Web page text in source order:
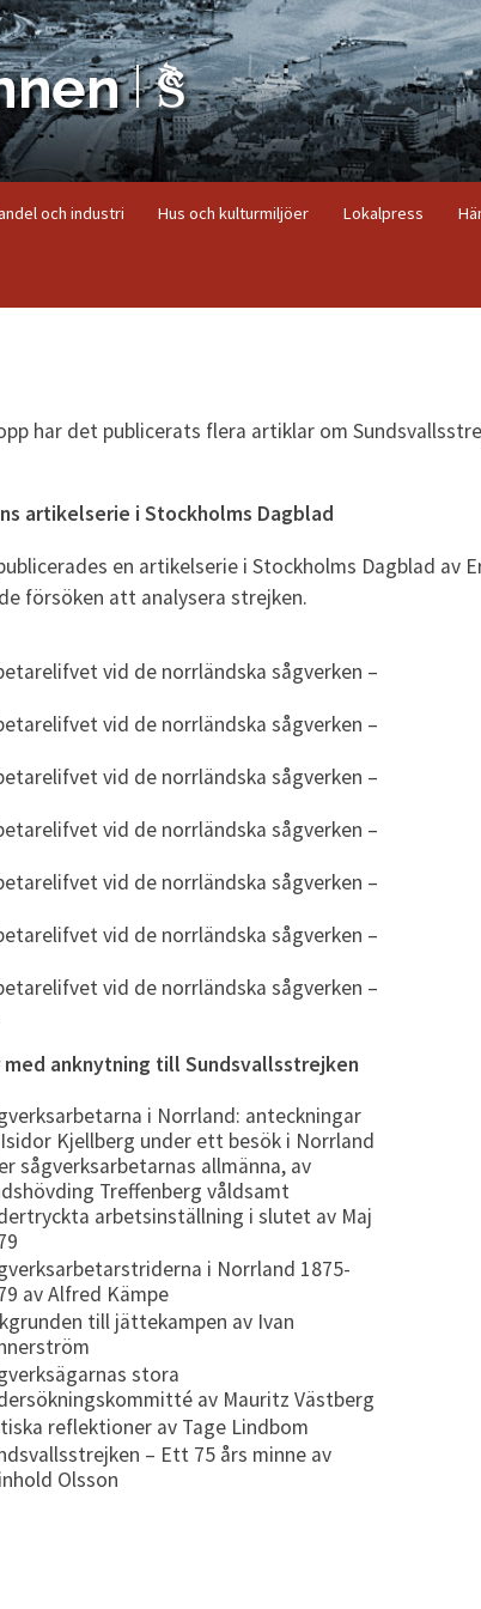
och industri Hus och kulturmiljöer Lokalpress
har det publicerats flera artiklar om
artikelserie i Stockholms Dagblad
en artikelserie i Stockholms Dagblad av
försöken att analysera strejken.
vid de norrländska sågverken –
vid de norrländska sågverken –
vid de norrländska sågverken –
vid de norrländska sågverken –
vid de norrländska sågverken –
vid de norrländska sågverken –
vid de norrländska sågverken –
anknytning till Sundsvallsstrejken
i Norrland: anteckningar
Kjellberg under ett besök i Norrland
sågverksarbetarnas allmänna, av
Treffenberg våldsamt
arbetsinställning i slutet av Maj
i Norrland 1875-
av Alfred Kämpe
till jättekampen av Ivan
stora
av Mauritz Västberg
reflektioner av Tage Lindbom
– Ett 75 års minne av
Olsson